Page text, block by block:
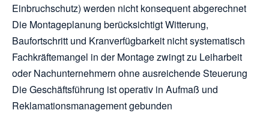
Einbruchschutz) werden nicht konsequent abgerechnet
Die Montageplanung berücksichtigt Witterung,
Baufortschritt und Kranverfügbarkeit nicht systematisch
Fachkräftemangel in der Montage zwingt zu Leiharbeit
oder Nachunternehmern ohne ausreichende Steuerung
Die Geschäftsführung ist operativ in Aufmaß und
Reklamationsmanagement gebunden